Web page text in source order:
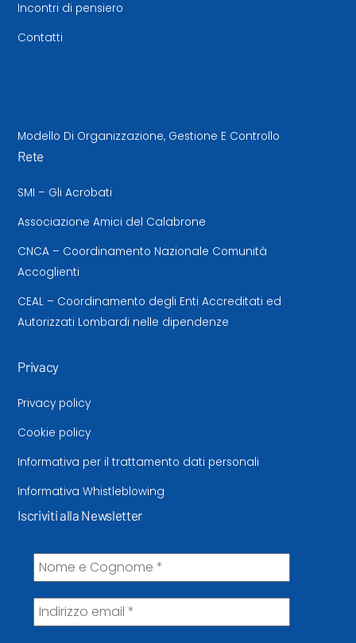
Incontri di pensiero
Contatti
Modello Di Organizzazione, Gestione E Controllo
Rete
SMI – Gli Acrobati
Associazione Amici del Calabrone
CNCA – Coordinamento Nazionale Comunità
Accoglienti
CEAL – Coordinamento degli Enti Accreditati ed
Autorizzati Lombardi nelle dipendenze
Privacy
Privacy policy
Cookie policy
Informativa per il trattamento dati personali
Informativa Whistleblowing
Iscriviti alla Newsletter